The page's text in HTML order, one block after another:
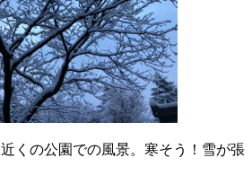
くの公園での風景。寒そう！雪が張